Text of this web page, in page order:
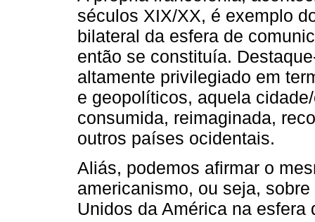
séculos XIX/XX, é exemplo
bilateral da esfera de
então se constituía.
altamente privilegiado em
e geopolíticos, aquela
consumida, reimaginada,
outros países ocidentais.
Aliás, podemos afirmar o
americanismo, ou seja,
Unidos da América na